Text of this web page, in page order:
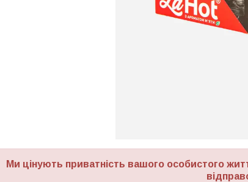
Ми цінують приватність вашого особистого